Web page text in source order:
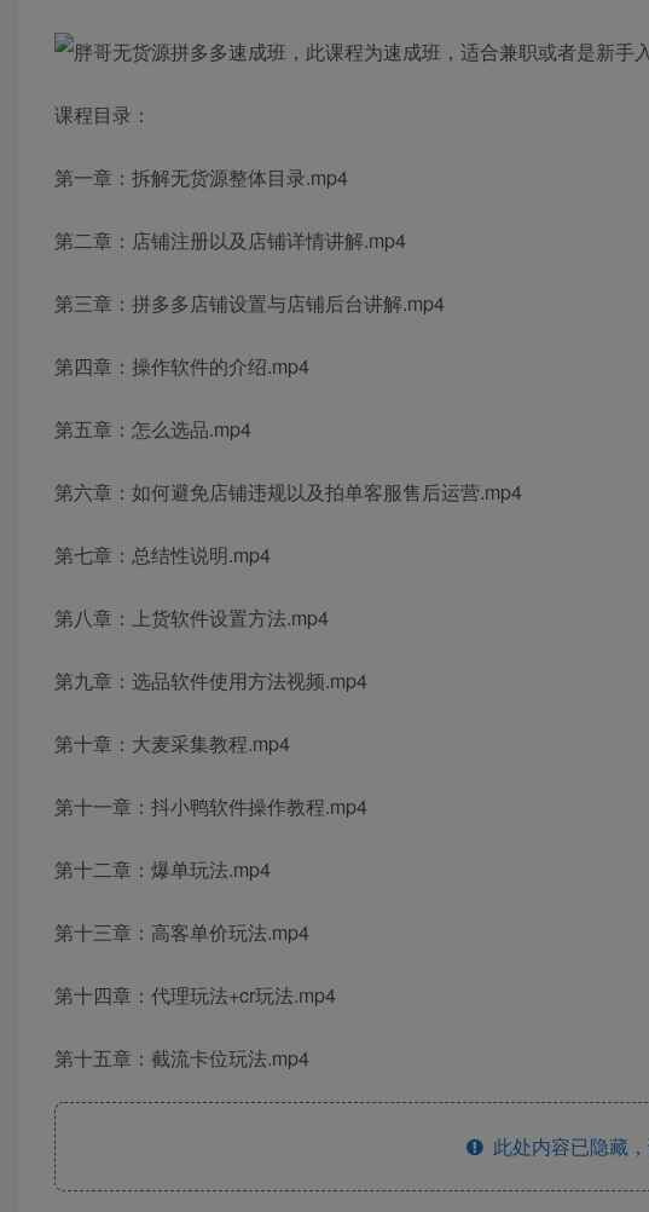
课程目录：
第一章：拆解无货源整体目录.mp4
第二章：店铺注册以及店铺详情讲解.mp4
第三章：拼多多店铺设置与店铺后台讲解.mp4
第四章：操作软件的介绍.mp4
第五章：怎么选品.mp4
第六章：如何避免店铺违规以及拍单客服售后运营.mp4
第七章：总结性说明.mp4
第八章：上货软件设置方法.mp4
第九章：选品软件使用方法视频.mp4
第十章：大麦采集教程.mp4
第十一章：抖小鸭软件操作教程.mp4
第十二章：爆单玩法.mp4
第十三章：高客单价玩法.mp4
第十四章：代理玩法+cr玩法.mp4
第十五章：截流卡位玩法.mp4
此处内容已隐藏